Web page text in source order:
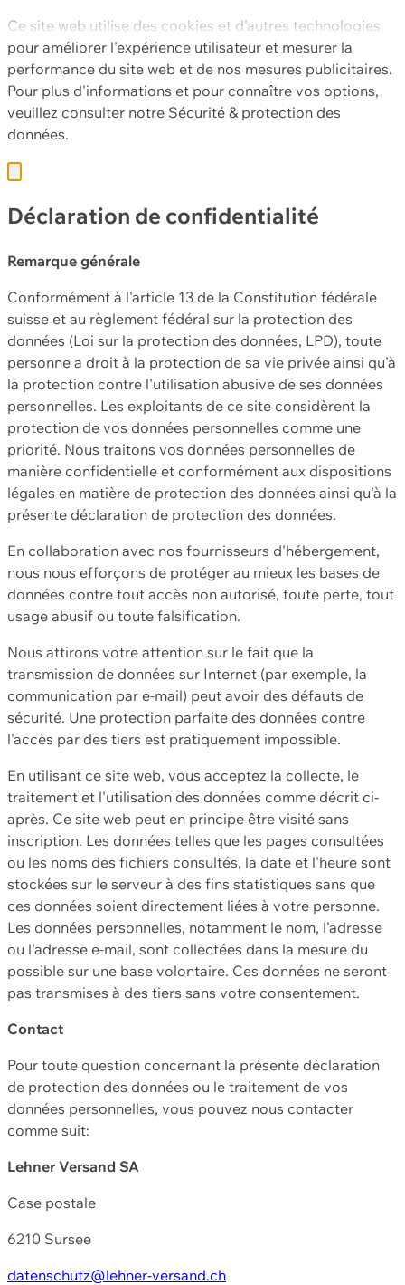
Ce site web utilise des cookies et d'autres technologies
pour améliorer l'expérience utilisateur et mesurer la
performance du site web et de nos mesures publicitaires.
Pour plus d'informations et pour connaître vos options,
veuillez consulter notre Sécurité & protection des
données.
Déclaration de confidentialité
Remarque générale
Conformément à l'article 13 de la Constitution fédérale
suisse et au règlement fédéral sur la protection des
données (Loi sur la protection des données, LPD), toute
personne a droit à la protection de sa vie privée ainsi qu'à
la protection contre l'utilisation abusive de ses données
personnelles. Les exploitants de ce site considèrent la
protection de vos données personnelles comme une
priorité. Nous traitons vos données personnelles de
manière confidentielle et conformément aux dispositions
légales en matière de protection des données ainsi qu'à la
présente déclaration de protection des données.
En collaboration avec nos fournisseurs d'hébergement,
nous nous efforçons de protéger au mieux les bases de
données contre tout accès non autorisé, toute perte, tout
usage abusif ou toute falsification.
Nous attirons votre attention sur le fait que la
transmission de données sur Internet (par exemple, la
communication par e-mail) peut avoir des défauts de
sécurité. Une protection parfaite des données contre
l'accès par des tiers est pratiquement impossible.
En utilisant ce site web, vous acceptez la collecte, le
traitement et l'utilisation des données comme décrit ci-
après. Ce site web peut en principe être visité sans
inscription. Les données telles que les pages consultées
ou les noms des fichiers consultés, la date et l'heure sont
stockées sur le serveur à des fins statistiques sans que
ces données soient directement liées à votre personne.
Les données personnelles, notamment le nom, l'adresse
ou l'adresse e-mail, sont collectées dans la mesure du
possible sur une base volontaire. Ces données ne seront
pas transmises à des tiers sans votre consentement.
Contact
Pour toute question concernant la présente déclaration
de protection des données ou le traitement de vos
données personnelles, vous pouvez nous contacter
comme suit:
Lehner Versand SA
Case postale
6210 Sursee
datenschutz@lehner-versand.ch